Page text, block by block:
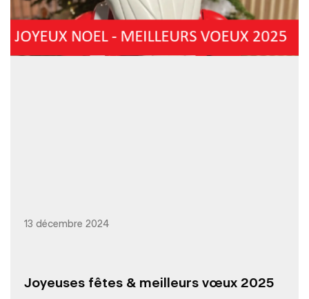
Joyeuses fêtes & meilleurs vœux 2025
13 décembre 2024